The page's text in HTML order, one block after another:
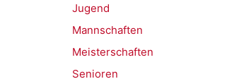
Jugend
Mannschaften
Meisterschaften
Senioren